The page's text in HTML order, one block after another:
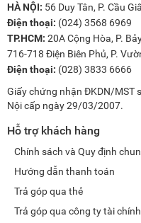
HÀ NỘI: 56 Duy Tân, P. Cầu
Điện thoại: (024) 3568 6969
TP.HCM: 20A Cộng Hòa, P.
716-718 Điện Biên Phủ, P.
Điện thoại: (028) 3833 6666
Giấy chứng nhận ĐKDN/MST
Nội cấp ngày 29/03/2007.
Hỗ trợ khách hàng
Chính sách và Quy định
Hướng dẫn thanh toán
Trả góp qua thẻ
Trả góp qua công ty tài chính